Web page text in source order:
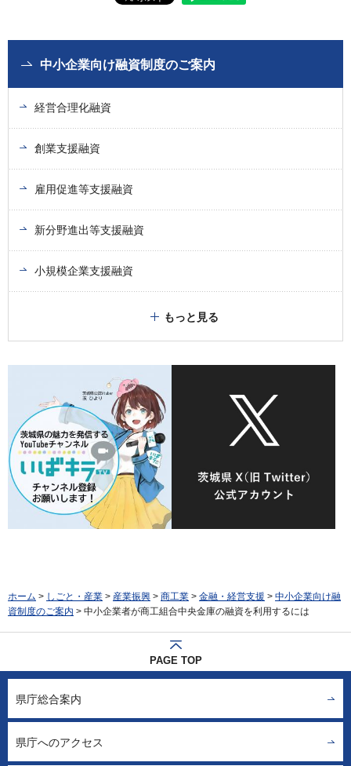
中小企業向け融資制度のご案内
経営合理化融資
創業支援融資
雇用促進等支援融資
新分野進出等支援融資
小規模企業支援融資
もっと見る
ホーム > しごと・産業 > 産業振興 > 商工業 > 金融・経営支援 > 中小企業向け融
資制度のご案内 > 中小企業者が商工組合中央金庫の融資を利用するには
PAGE TOP
県庁総合案内
県庁へのアクセス